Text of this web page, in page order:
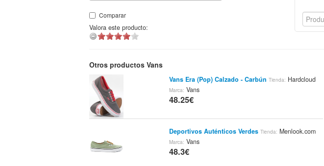
Comparar
Valora este producto:
Otros productos Vans
Vans Era (Pop) Calzado - Carbún Tienda: Hardcloud
Marca: Vans
48.25€
Deportivos Auténticos Verdes Tienda: Menlook.com
Marca: Vans
48.3€